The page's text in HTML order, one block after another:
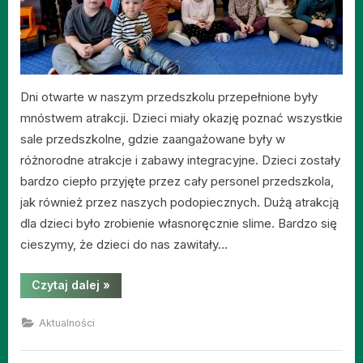
Dni otwarte w naszym przedszkolu przepełnione były
mnóstwem atrakcji. Dzieci miały okazję poznać wszystkie
sale przedszkolne, gdzie zaangażowane były w
różnorodne atrakcje i zabawy integracyjne. Dzieci zostały
bardzo ciepło przyjęte przez cały personel przedszkola,
jak również przez naszych podopiecznych. Dużą atrakcją
dla dzieci było zrobienie własnoręcznie slime. Bardzo się
cieszymy, że dzieci do nas zawitały…
Czytaj dalej “DNI
OTWARTE
»
Aktualności